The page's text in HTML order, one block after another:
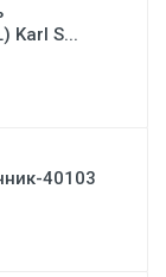
Karl S...
40103